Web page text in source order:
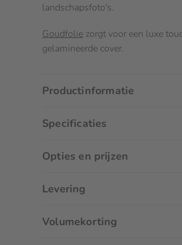
landschapsfoto's.
Goudfolie zorgt voor een luxe
gelamineerde cover.
Productinformatie
Een Fotoboek
Ideaal voor landschap- en
Specificaties
Afmetingen
29,7 x 21 cm (Liggend)
Opties en prijzen
Opties
Levering
Levering
Volumekorting